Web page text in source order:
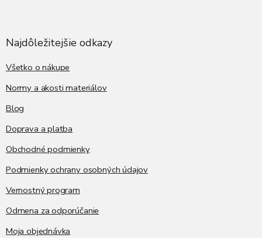
Najdôležitejšie odkazy
Všetko o nákupe
Normy a akosti materiálov
Blog
Doprava a platba
Obchodné podmienky
Podmienky ochrany osobných údajov
Vernostný program
Odmena za odporúčanie
Moja objednávka